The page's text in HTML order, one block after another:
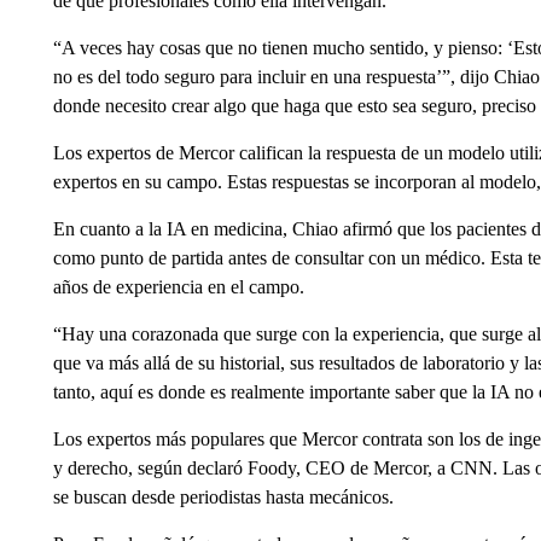
“A veces hay cosas que no tienen mucho sentido, y pienso:
no es del todo seguro para incluir en una respuesta’”, dijo
donde necesito crear algo que haga que esto sea seguro,
Los expertos de Mercor califican la respuesta de un modelo
expertos en su campo. Estas respuestas se incorporan al
En cuanto a la IA en medicina, Chiao afirmó que los pacientes
como punto de partida antes de consultar con un médico. Esta
años de experiencia en el campo.
“Hay una corazonada que surge con la experiencia, que surge
que va más allá de su historial, sus resultados de laboratorio y
tanto, aquí es donde es realmente importante saber que la IA
Los expertos más populares que Mercor contrata son los de
y derecho, según declaró Foody, CEO de Mercor, a CNN. Las
se buscan desde periodistas hasta mecánicos.